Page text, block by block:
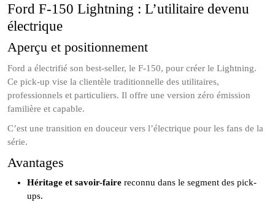
Ford F-150 Lightning : L’utilitaire devenu
électrique
Aperçu et positionnement
Ford a électrifié son best-seller, le F-150, pour créer le Lightning.
Ce pick-up vise la clientèle traditionnelle des utilitaires,
professionnels et particuliers. Il offre une version zéro émission
familière et capable.
C’est une transition en douceur vers l’électrique pour les fans de la
série.
Avantages
Héritage et savoir-faire reconnu dans le segment des pick-
ups.